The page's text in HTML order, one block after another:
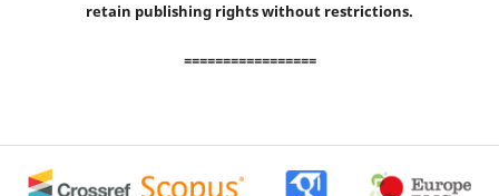
retain publishing rights without restrictions.
=================